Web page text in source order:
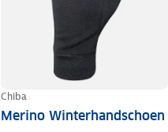
Chiba
Merino Winterhandschoen